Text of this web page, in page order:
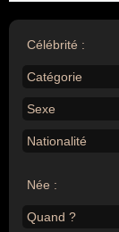
Célébrité :
Catégorie
Sexe
Nationalité
Née :
Quand ?